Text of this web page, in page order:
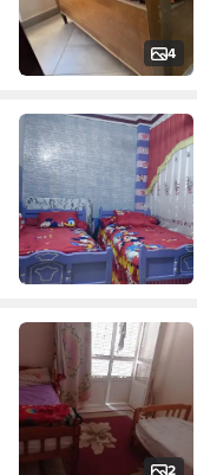
4
2